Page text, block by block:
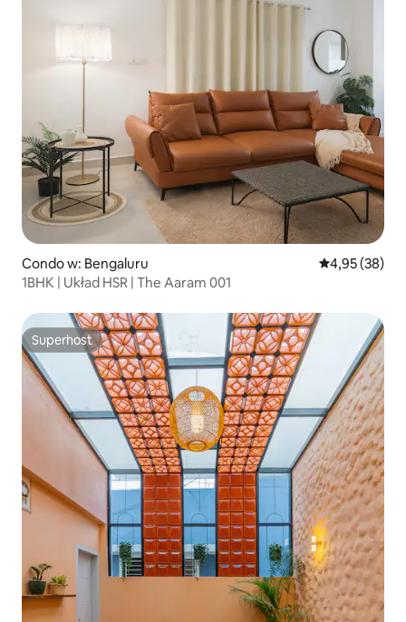
Condo w: Bengaluru Średnia
4,95 (38)
1BHK | Układ HSR | The Aaram 001
Superhost
Superhost